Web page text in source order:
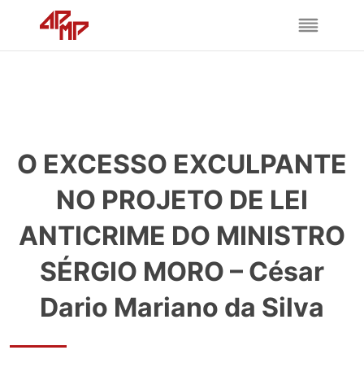
O EXCESSO EXCULPANTE
NO PROJETO DE LEI
ANTICRIME DO MINISTRO
SÉRGIO MORO – César
Dario Mariano da Silva